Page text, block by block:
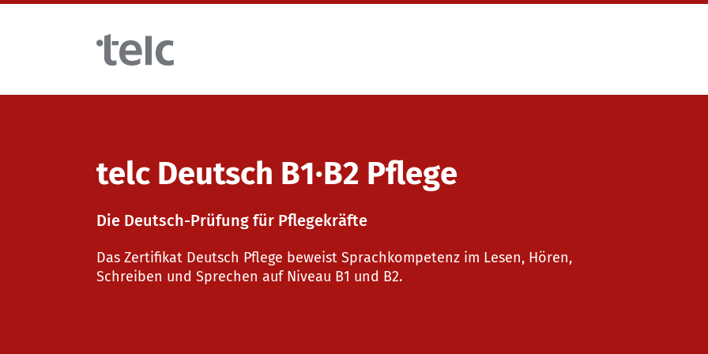
Skip to main content
telc Prüfungen digital mit DIGItelc 2.0
Zertifikatsprüfungen
telc Deutsch B1∙B2 Pflege
Die Deutsch-Prüfung für Pflegekräfte
Das Zertifikat Deutsch Pflege beweist Sprachkompetenz im Lesen, Hören,
Schreiben und Sprechen auf Niveau B1 und B2.